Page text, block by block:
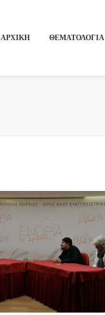
ΑΡΧΙΚΗ ΘΕΜΑΤΟΛΟΓΙΑ